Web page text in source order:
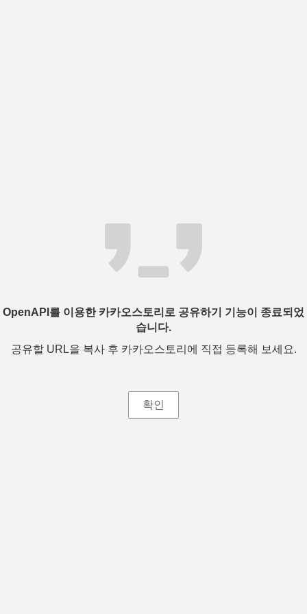
OpenAPI를 이용한 카카오스토리로 공유하기 기능이 종료되었
습니다.
공유할 URL을 복사 후 카카오스토리에 직접 등록해 보세요.
확인